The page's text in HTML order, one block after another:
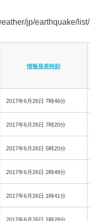
jp/earthquake/list/
情報発表時刻
2017年6月26日 7時46分
2017年6月26日 7時20分
2017年6月26日 5時20分
2017年6月26日 2時48分
2017年6月26日 1時41分
2017年6月26日 1時28分